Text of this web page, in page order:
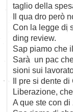
taglio della
Il qua ­dro però
Con la legge di
ding review.
Sap ­piamo che
Sarà un pac
sioni sui
Il pre ­si ­dente
Liberazione,
A que ­ste con